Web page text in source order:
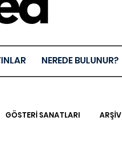
NEREDE BULUNUR?
GÖSTERİ SANATLARI ARŞİV